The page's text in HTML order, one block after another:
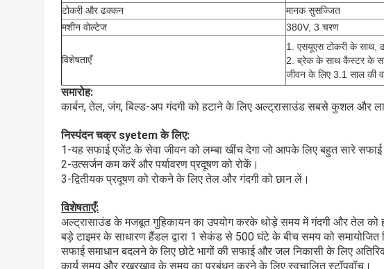
टोकरी और ढक्कन
मानक सुसज्जित
मशीन वोल्टेज
380V, 3 चरण
विशेषताएँ
1. एसयूएस टोकरी के साथ,
2. ब्रेक के साथ कैस्टर के
जीवन के लिए 3.1 साल की
समारोह:
कार्बन, तेल, जंग, बिल्ड-अप गंदगी को हटाने के लिए अल्ट्रासाउंड सबसे कुशल और
निस्पंदन चक्र syetem के लिए:
1-यह सफाई एजेंट के सेवा जीवन को लम्बा खींच देगा जो आपके लिए बहुत सारे सफाई
2-उत्सर्जन कम करें और पर्यावरण प्रदूषण को रोकें।
3-द्वितीयक प्रदूषण को रोकने के लिए तेल और गंदगी को छान लें।
विशेषताएँ:
अल्ट्रासाउंड के मजबूत गुहिकायन का उपयोग करके थोड़े समय में गंदगी और तेल को
बड़े टाइमर के साधारण हैंडल द्वारा 1 सेकंड से 500 घंटे के बीच समय को समायोजित
सफाई समाधान बदलने के लिए छोटे भागों की सफाई और जल निकासी के लिए
कार्य समय और रखरखाव के समय का प्रबंधन करने के लिए स्वचालित स्टॉपवॉच।